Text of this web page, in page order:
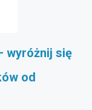
wyróżnij się
od